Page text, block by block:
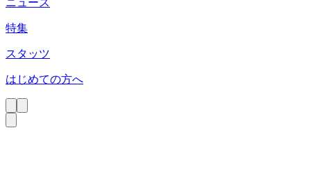
特集
スタッツ
はじめての方へ